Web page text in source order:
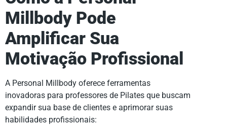
Millbody Pode
Amplificar Sua
Motivação Profissional
A Personal Millbody oferece ferramentas
inovadoras para professores de Pilates que buscam
expandir sua base de clientes e aprimorar suas
habilidades profissionais: